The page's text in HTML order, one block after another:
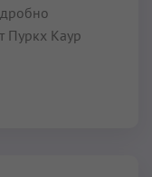
Пуркх Каур